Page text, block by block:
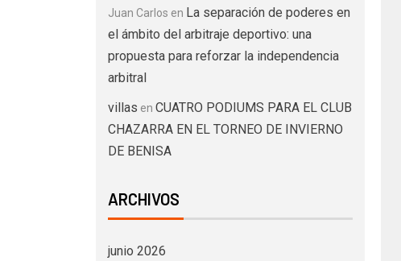
Juan Carlos en La separación de poderes en
el ámbito del arbitraje deportivo: una
propuesta para reforzar la independencia
arbitral
villas en CUATRO PODIUMS PARA EL CLUB
CHAZARRA EN EL TORNEO DE INVIERNO
DE BENISA
ARCHIVOS
junio 2026